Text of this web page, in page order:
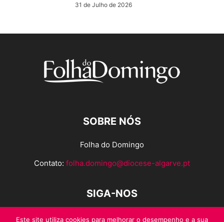
31 de Julho de 2026
SOBRE NÓS
Folha do Domingo
Contato: folha.domingo@diocese-algarve.pt
SIGA-NOS
Este site utiliza cookies para melhorar o desempenho e a sua